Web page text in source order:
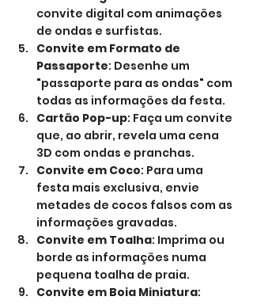
convite digital com animações
de ondas e surfistas.
Convite em Formato de
Passaporte: Desenhe um
"passaporte para as ondas" com
todas as informações da festa.
Cartão Pop-up: Faça um convite
que, ao abrir, revela uma cena
3D com ondas e pranchas.
Convite em Coco: Para uma
festa mais exclusiva, envie
metades de cocos falsos com as
informações gravadas.
Convite em Toalha: Imprima ou
borde as informações numa
pequena toalha de praia.
Convite em Boia Miniatura: